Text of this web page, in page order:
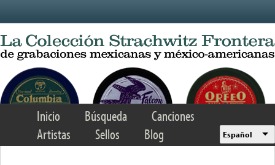
Inicio Búsqueda
Canciones
Artistas
Sellos Blog Español